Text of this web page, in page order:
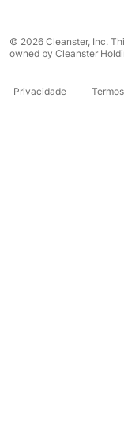
© 2026 Cleanster, Inc.
owned by Cleanster
Privacidade